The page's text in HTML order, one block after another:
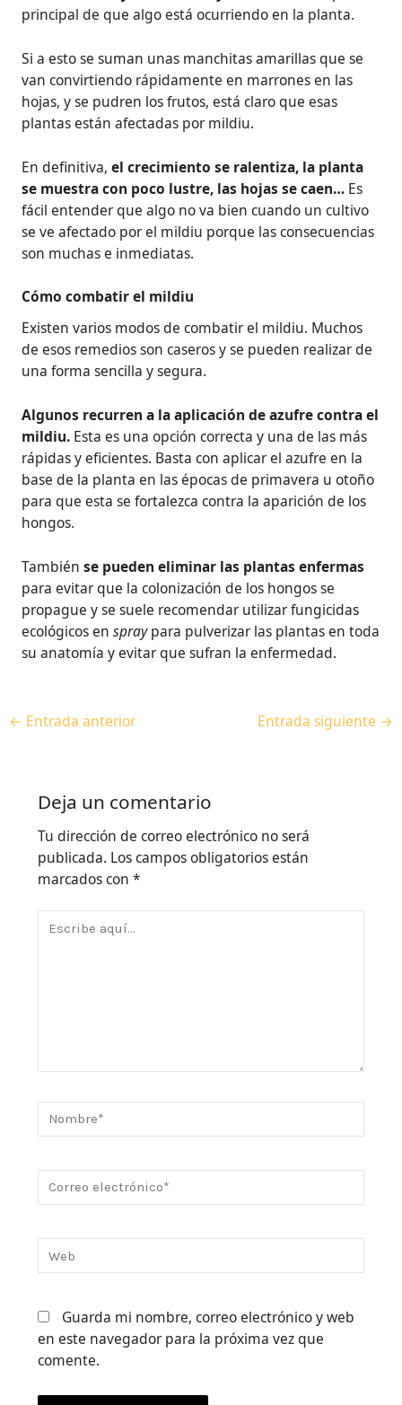
principal de que algo está ocurriendo en la planta.
Si a esto se suman unas manchitas amarillas que se
van convirtiendo rápidamente en marrones en las
hojas, y se pudren los frutos, está claro que esas
plantas están afectadas por mildiu.
En definitiva, el crecimiento se ralentiza, la planta
se muestra con poco lustre, las hojas se caen… Es
fácil entender que algo no va bien cuando un cultivo
se ve afectado por el mildiu porque las consecuencias
son muchas e inmediatas.
Cómo combatir el mildiu
Existen varios modos de combatir el mildiu. Muchos
de esos remedios son caseros y se pueden realizar de
una forma sencilla y segura.
Algunos recurren a la aplicación de azufre contra el
mildiu.Esta es una opción correcta y una de las más
rápidas y eficientes. Basta con aplicar el azufre en la
base de la planta en las épocas de primavera u otoño
para que esta se fortalezca contra la aparición de los
hongos.
También se pueden eliminar las plantas enfermas
para evitar que la colonización de los hongos se
propague y se suele recomendar utilizar fungicidas
ecológicos en spraypara pulverizar las plantas en toda
su anatomía y evitar que sufran la enfermedad.
← Entrada anterior Entrada siguiente →
Deja un comentario
Tu dirección de correo electrónico no será
publicada. Los campos obligatorios están
marcados con *
Escribe
Nombre*
Correo
electrónico*
Web
Guarda mi nombre, correo electrónico y web
en este navegador para la próxima vez que
comente.